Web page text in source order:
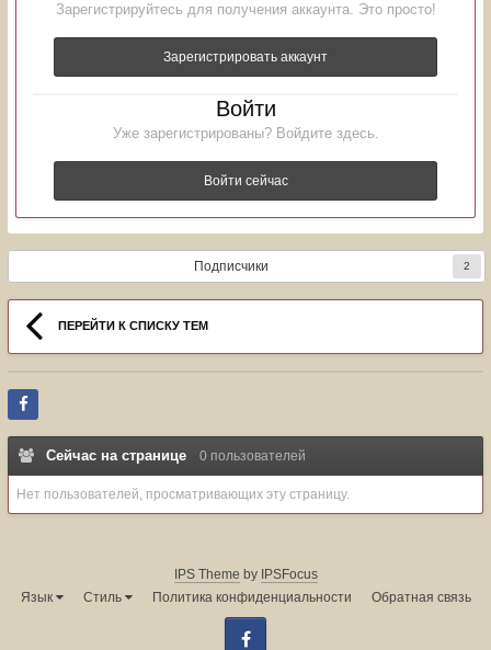
Зарегистрируйтесь для получения аккаунта. Это просто!
Зарегистрировать аккаунт
Войти
Уже зарегистрированы? Войдите здесь.
Войти сейчас
Подписчики 2
ПЕРЕЙТИ К СПИСКУ ТЕМ
Сейчас на странице 0 пользователей
Нет пользователей, просматривающих эту страницу.
IPS Theme by IPSFocus
Язык
Стиль Политика конфиденциальности Обратная связь